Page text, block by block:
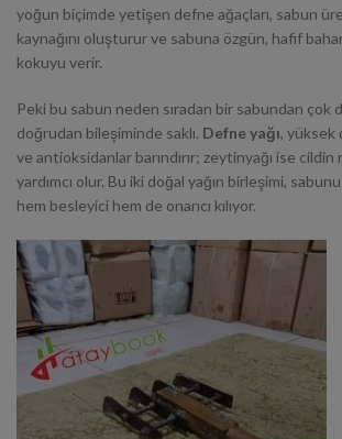
yoğun biçimde yetişen defne ağaçları, sabun
kaynağını oluşturur ve sabuna özgün, hafif
kokuyu verir.
Peki bu sabun neden sıradan bir sabundan çok
doğrudan bileşiminde saklı. Defne yağı, yüksek
ve antioksidanlar barındırır; zeytinyağı ise
yardımcı olur. Bu iki doğal yağın birleşimi,
hem besleyici hem de onarıcı kılıyor.